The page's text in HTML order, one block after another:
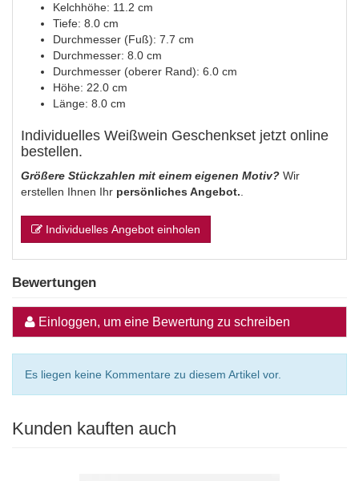
Kelchhöhe: 11.2 cm
Tiefe: 8.0 cm
Durchmesser (Fuß): 7.7 cm
Durchmesser: 8.0 cm
Durchmesser (oberer Rand): 6.0 cm
Höhe: 22.0 cm
Länge: 8.0 cm
Individuelles Weißwein Geschenkset jetzt online
bestellen.
Größere Stückzahlen mit einem eigenen Motiv? Wir
erstellen Ihnen Ihr persönliches Angebot.
Individuelles Angebot einholen
Bewertungen
Einloggen, um eine Bewertung zu schreiben
Es liegen keine Kommentare zu diesem Artikel vor.
Kunden kauften auch